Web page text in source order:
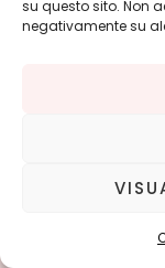
su questo sito. Non
negativamente su